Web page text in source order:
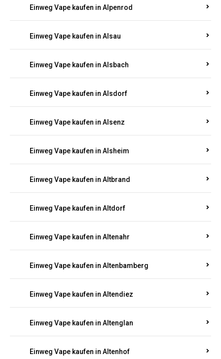
Einweg Vape kaufen in Alpenrod
Einweg Vape kaufen in Alsau
Einweg Vape kaufen in Alsbach
Einweg Vape kaufen in Alsdorf
Einweg Vape kaufen in Alsenz
Einweg Vape kaufen in Alsheim
Einweg Vape kaufen in Altbrand
Einweg Vape kaufen in Altdorf
Einweg Vape kaufen in Altenahr
Einweg Vape kaufen in Altenbamberg
Einweg Vape kaufen in Altendiez
Einweg Vape kaufen in Altenglan
Einweg Vape kaufen in Altenhof